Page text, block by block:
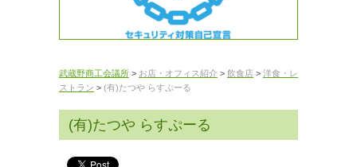
武蔵野商工会議所 > お店・オフィス紹介 > 飲食店 > 洋食・レ
ストラン > (有)たつや らすぷーる
(有)たつや らすぷーる